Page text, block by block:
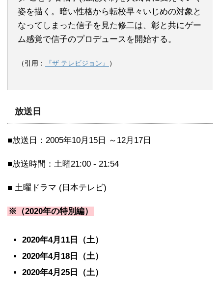
姿を描く。暗い性格から転校早々いじめの対象と
なってしまった信子を見た修二は、彰と共にゲー
ム感覚で信子のプロデュースを開始する。
（引用： 『ザ テレビジョン』 ）
放送日
■放送日：2005年10月15日 ～12月17日
■放送時間：土曜21:00 - 21:54
■ 土曜ドラマ (日本テレビ)
※（2020年の特別編）
2020年4月11日（土）
2020年4月18日（土）
2020年4月25日（土）